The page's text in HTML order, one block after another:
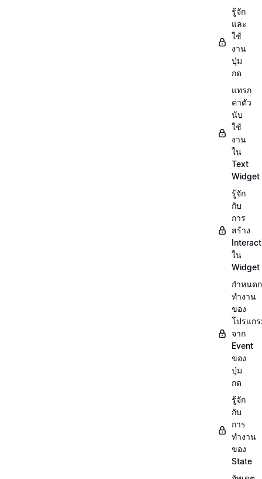
รู้จัก
และ
ใช้
งาน
ปุ่ม
กด
แทรก
ค่าตัว
นับ
ใช้
งาน
ใน
Text
Widget
รู้จัก
กับ
การ
สร้าง
ใน
Widget
กำหนด
ทำงาน
ของ
โปรแก
จาก
Event
ของ
ปุ่ม
กด
รู้จัก
กับ
การ
ทำงาน
ของ
State